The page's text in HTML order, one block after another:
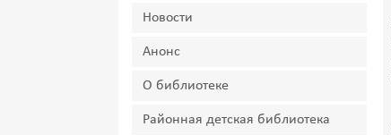
Новости
Анонс
О библиотеке
Районная детская библиотека